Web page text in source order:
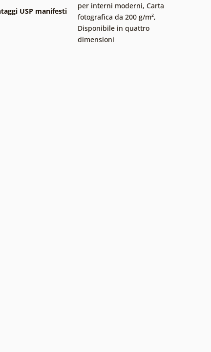
USP manifesti
per interni moderni, Carta
fotografica da 200 g/m²,
Disponibile in quattro
dimensioni